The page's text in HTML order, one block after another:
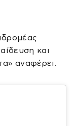
και
αναφέρει.